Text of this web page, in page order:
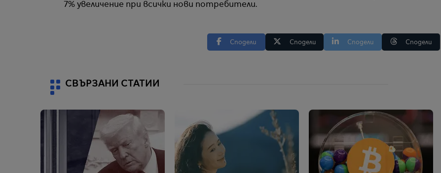
7% увеличение при всички нови потребители.
Сподели Сподели Сподели Сподели
СВЪРЗАНИ СТАТИИ